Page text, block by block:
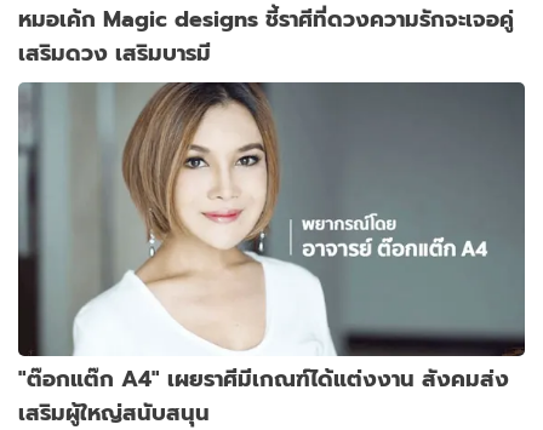
หมอเค้ก Magic designs ชี้ราศีที่ดวงความรักจะเจอคู่
เสริมดวง เสริมบารมี
"ต๊อกแต๊ก A4" เผยราศีมีเกณฑ์ได้แต่งงาน สังคมส่ง
เสริมผู้ใหญ่สนับสนุน